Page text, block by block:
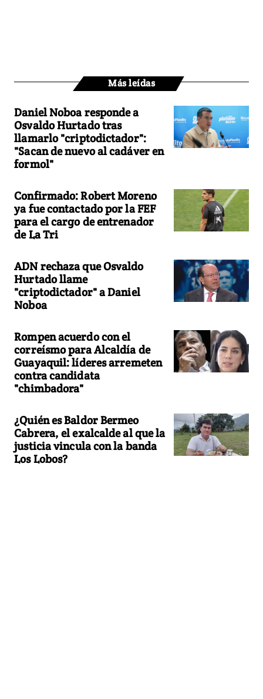
Más leídas
Daniel Noboa responde a
Osvaldo Hurtado tras
llamarlo "criptodictador":
"Sacan de nuevo al cadáver en
formol"
Confirmado: Robert Moreno
ya fue contactado por la FEF
para el cargo de entrenador
de La Tri
ADN rechaza que Osvaldo
Hurtado llame
"criptodictador" a Daniel
Noboa
Rompen acuerdo con el
correísmo para Alcaldía de
Guayaquil: líderes arremeten
contra candidata
"chimbadora"
¿Quién es Baldor Bermeo
Cabrera, el exalcalde al que la
justicia vincula con la banda
Los Lobos?